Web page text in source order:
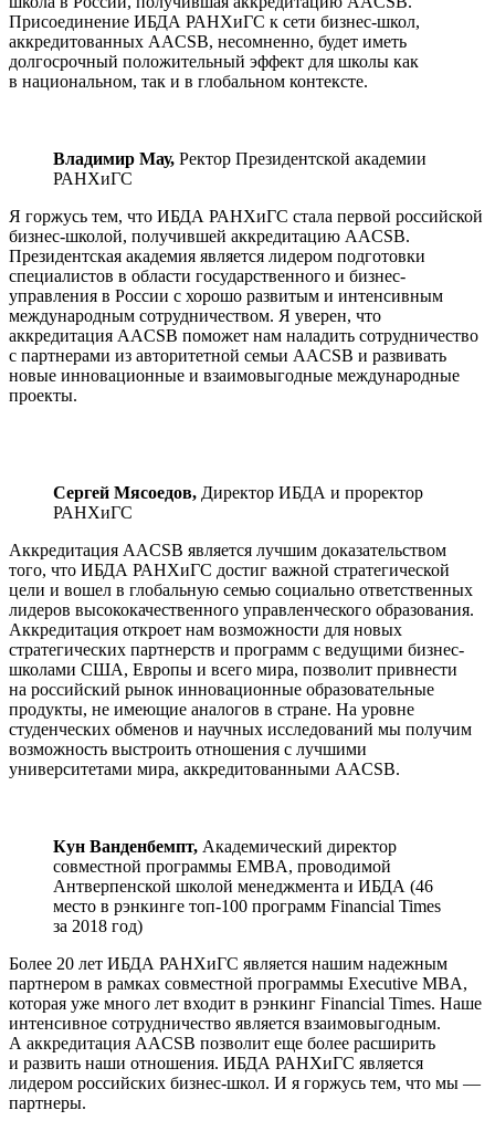
Присоединение ИБДА РАНХиГС к сети бизнес-школ,
аккредитованных AACSB, несомненно, будет иметь
долгосрочный положительный эффект для школы как
в национальном, так и в глобальном контексте.
Владимир Мау, Ректор Президентской академии
РАНХиГС
Я горжусь тем, что ИБДА РАНХиГС стала первой российской
бизнес-школой, получившей аккредитацию AACSB.
Президентская академия является лидером подготовки
специалистов в области государственного и бизнес-
управления в России с хорошо развитым и интенсивным
международным сотрудничеством. Я уверен, что
аккредитация AACSB поможет нам наладить сотрудничество
с партнерами из авторитетной семьи AACSB и развивать
новые инновационные и взаимовыгодные международные
проекты.
Сергей Мясоедов, Директор ИБДА и проректор
РАНХиГС
Аккредитация AACSB является лучшим доказательством
того, что ИБДА РАНХиГС достиг важной стратегической
цели и вошел в глобальную семью социально ответственных
лидеров высококачественного управленческого образования.
Аккредитация откроет нам возможности для новых
стратегических партнерств и программ с ведущими бизнес-
школами США, Европы и всего мира, позволит привнести
на российский рынок инновационные образовательные
продукты, не имеющие аналогов в стране. На уровне
студенческих обменов и научных исследований мы получим
возможность выстроить отношения с лучшими
университетами мира, аккредитованными AACSB.
Кун Ванденбемпт, Академический директор
совместной программы ЕMBA, проводимой
Антверпенской школой менеджмента и ИБДА (46
место в рэнкинге топ-100 программ Financial Times
за 2018 год)
Более 20 лет ИБДА РАНХиГС является нашим надежным
партнером в рамках совместной программы Executive MBA,
которая уже много лет входит в рэнкинг Financial Times. Наше
интенсивное сотрудничество является взаимовыгодным.
А аккредитация AACSB позволит еще более расширить
и развить наши отношения. ИБДА РАНХиГС является
лидером российских бизнес-школ. И я горжусь тем, что мы —
партнеры.